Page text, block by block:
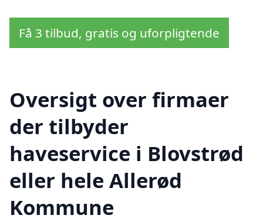
Få 3 tilbud, gratis og uforpligtende
Oversigt over firmaer
der tilbyder
haveservice i Blovstrød
eller hele Allerød
Kommune